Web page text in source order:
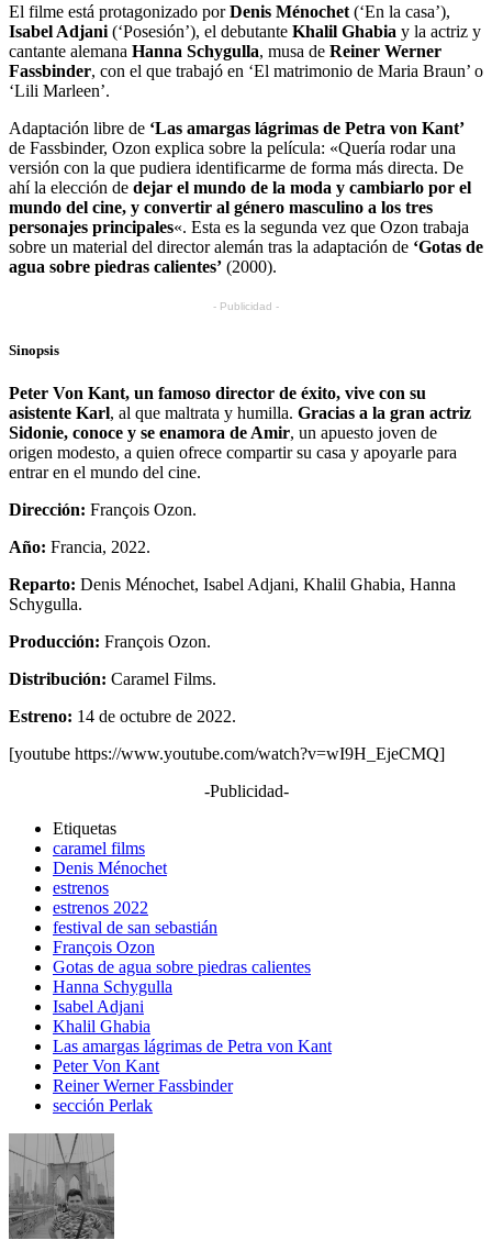
El filme está protagonizado porDenis Ménochet (‘En la casa’),
Isabel Adjani (‘Posesión’), el debutante Khalil Ghabia y la actriz y
cantante alemana Hanna Schygulla, musa de Reiner Werner
Fassbinder, con el que trabajó en ‘El matrimonio de Maria Braun’ o
‘Lili Marleen’.
Adaptación libre de ‘Las amargas lágrimas de Petra von Kant’
de Fassbinder, Ozon explica sobre la película: «Quería rodar una
versión con la que pudiera identificarme de forma más directa. De
ahí la elección de dejar el mundo de la moda y cambiarlo por el
mundo del cine, y convertir al género masculino a los tres
personajes principales«. Esta es la segunda vez que Ozon trabaja
sobre un material del director alemán tras la adaptación de ‘Gotas de
agua sobre piedras calientes’ (2000).
- Publicidad -
Sinopsis
Peter Von Kant, un famoso director de éxito, vive con su
asistente Karl, al que maltrata y humilla. Gracias a la gran actriz
Sidonie, conoce y se enamora de Amir, un apuesto joven de
origen modesto, a quien ofrece compartir su casa y apoyarle para
entrar en el mundo del cine.
Dirección: François Ozon.
Año: Francia, 2022.
Reparto: Denis Ménochet, Isabel Adjani, Khalil Ghabia, Hanna
Schygulla.
Producción: François Ozon.
Distribución: Caramel Films.
Estreno: 14 de octubre de 2022.
[youtube https://www.youtube.com/watch?v=wI9H_EjeCMQ]
-Publicidad-
Etiquetas
caramel films
Denis Ménochet
estrenos
estrenos 2022
festival de san sebastián
François Ozon
Gotas de agua sobre piedras calientes
Hanna Schygulla
Isabel Adjani
Khalil Ghabia
Las amargas lágrimas de Petra von Kant
Peter Von Kant
Reiner Werner Fassbinder
sección Perlak